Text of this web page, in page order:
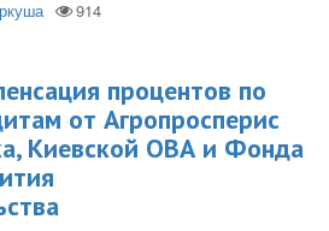
процентов по
от Агропросперис
Киевской ОВА и Фонда